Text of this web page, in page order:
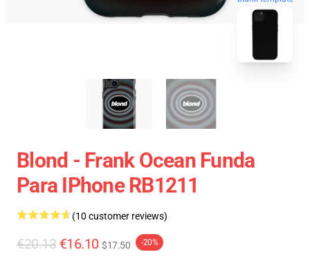
Blond - Frank Ocean Funda
Para IPhone RB1211
(10 customer reviews)
€20.13 €16.10 $17.50 -20%